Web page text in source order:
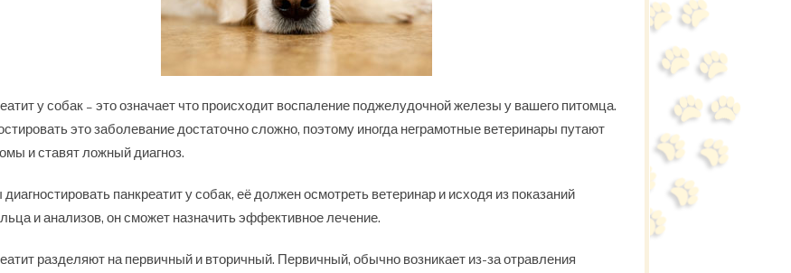
у собак – это означает что происходит воспаление поджелудочной железы у вашего питомца.
это заболевание достаточно сложно, поэтому иногда неграмотные ветеринары путают
и ставят ложный диагноз.
панкреатит у собак, её должен осмотреть ветеринар и исходя из показаний
и анализов, он сможет назначить эффективное лечение.
разделяют на первичный и вторичный. Первичный, обычно возникает из-за отравления